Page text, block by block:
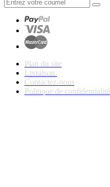
Plan du site
Livraison
Contactez-nous
Politique de confidentialité